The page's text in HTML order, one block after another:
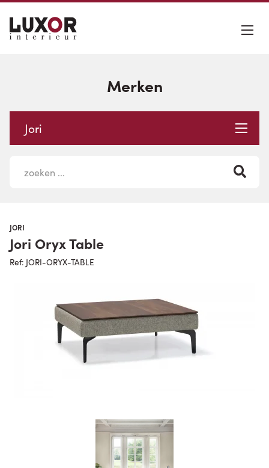
Merken
Jori
JORI
Jori Oryx Table
Ref: JORI-ORYX-TABLE